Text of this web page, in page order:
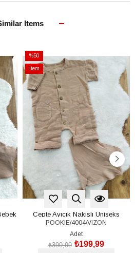
Items
%50
Sale
%50Sale
Item
on
Offer
Cepte Ayıcık Nakışlı Uniseks
Bebek Organik Müslin Fularlı Şort
Tulum 6-12-18 Ay
POOKIE/4004/VIZON
Adet
₺199,99
₺399,99